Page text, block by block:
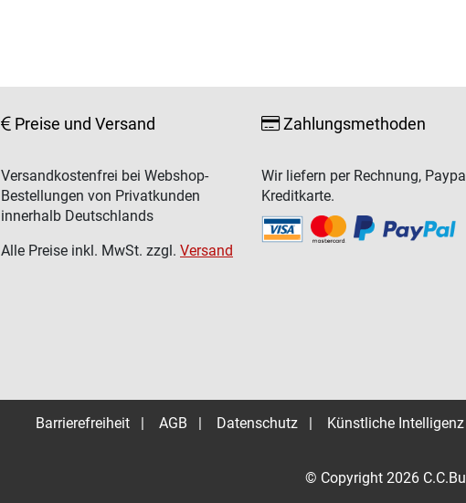
Preise und Versand
Versandkostenfrei bei Webshop-
Bestellungen von Privatkunden
innerhalb Deutschlands
Alle Preise inkl. MwSt. zzgl. Versand
Zahlungsmethoden
Wir liefern per Rechnung,
Kreditkarte.
Barrierefreiheit | AGB | Datenschutz | Künstliche Intelligenz
© Copyright 2026